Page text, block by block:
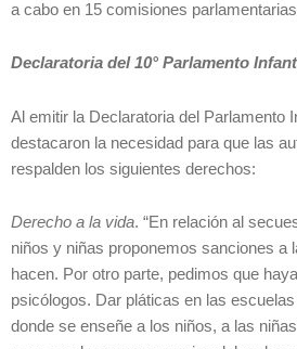
a cabo en 15 comisiones
Declaratoria del 10° Parlamento
Al emitir la Declaratoria del Parlamento
destacaron la necesidad para que las
respalden los siguientes derechos:
Derecho a la vida. “En relación al
niños y niñas proponemos sanciones a
hacen. Por otro parte, pedimos que
psicólogos. Dar pláticas en las
donde se enseñe a los niños, a las